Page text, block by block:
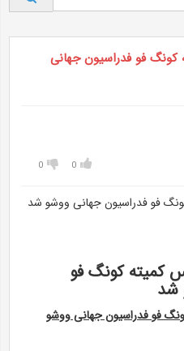
فو فدراسیون جهانی
0
0
کمیته کونگ فو
شد
فو فدراسیون جهانی ووشو